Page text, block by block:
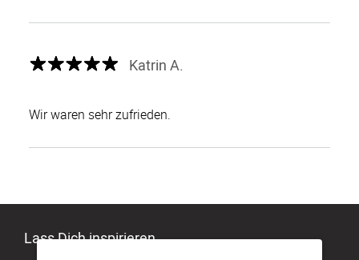
Katrin A.
Wir waren sehr zufrieden.
Lass Dich inspirieren